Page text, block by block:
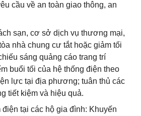
cầu về an toàn giao thông, an
sạn, cơ sở dịch vụ thương mại,
nhà chung cư tắt hoặc giảm tối
sáng quảng cáo trang trí
buổi tối của hệ thống điện theo
lực tại địa phương; tuân thủ các
tiết kiệm và hiệu quả.
tại các hộ gia đình: Khuyến